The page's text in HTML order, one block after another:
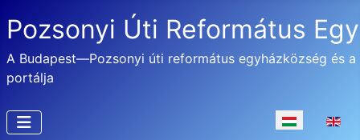
Pozsonyi Úti Református
A Budapest—Pozsonyi úti református egyházközség és a
portálja
Válasszon